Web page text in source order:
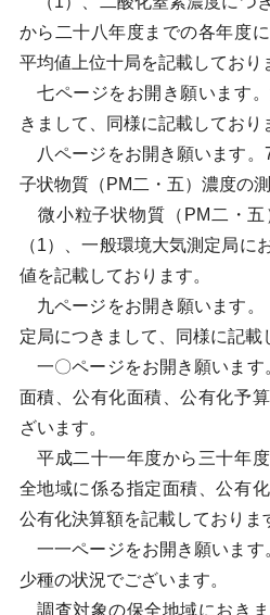
から二十八年度までの各年度
平均値上位十局を記載しており
七ページをお開き願います
きまして、同様に記載しており
八ページをお開き願います。
子状物質（PM二・五）濃度の
微小粒子状物質（PM二・五
（1）、一般環境大気測定局に
値を記載しております。
九ページをお開き願います。
定局につきまして、同様に記載
一〇ページをお開き願います
面積、公有化面積、公有化予
ざいます。
平成二十一年度から三十年
全地域に係る指定面積、公有
公有化決算額を記載しておりま
一一ページをお開き願います
少種の状況でございます。
調査対象の保全地域におき